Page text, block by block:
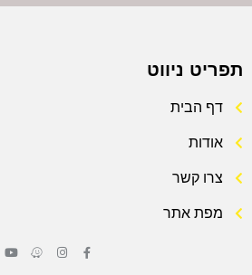
תפריט ניווט
דף הבית
אודות
צרו קשר
מפת אתר